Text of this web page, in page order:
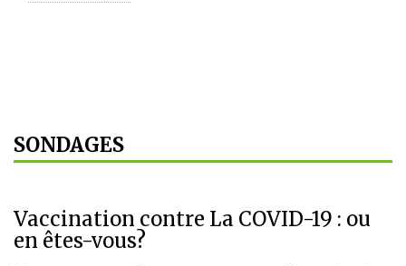
SONDAGES
Vaccination contre La COVID-19 : ou
en êtes-vous?